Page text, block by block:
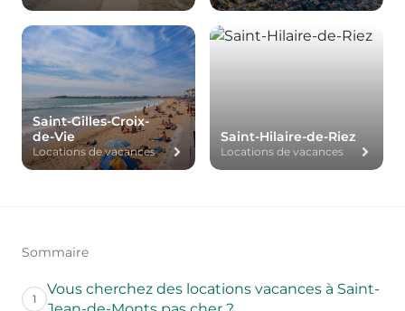
Saint-Gilles-Croix-
de-Vie
Locations de vacances
Saint-Hilaire-de-Riez
Locations de vacances
Sommaire
1
Vous cherchez des locations vacances à Saint-